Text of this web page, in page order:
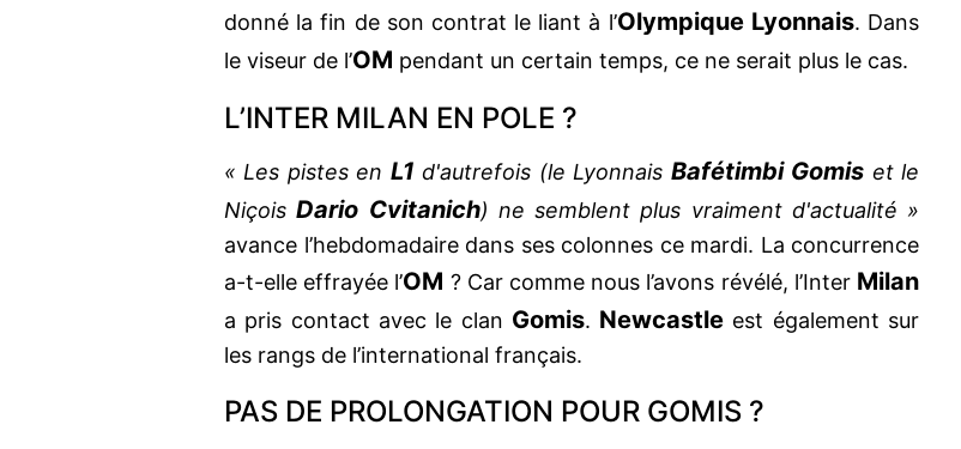
donné la fin de son contrat le liant à l’Olympique Lyonnais. Dans
le viseur de l’OM pendant un certain temps, ce ne serait plus le cas.
L’INTER MILAN EN POLE ?
« Les pistes en L1 d'autrefois (le Lyonnais Bafétimbi Gomis et le
NiçoisDario Cvitanich) ne semblent plus vraiment d'actualité »
avance l’hebdomadaire dans ses colonnes ce mardi. La concurrence
a-t-elle effrayée l’OM ? Car comme nous l’avons révélé, l’Inter Milan
a pris contact avec le clan Gomis. Newcastle est également sur
les rangs de l’international français.
PAS DE PROLONGATION POUR GOMIS ?